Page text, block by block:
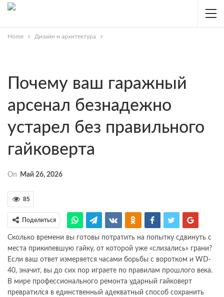
Home Дизайн и архитектура
Почему ваш гаражный
арсенал безнадежно
устарел без правильного
гайковерта
On Май 26, 2026
85
Поделиться
Сколько времени вы готовы потратить на попытку сдвинуть с
места прикипевшую гайку, от которой уже «слизались» грани?
Если ваш ответ измеряется часами борьбы с воротком и WD-
40, значит, вы до сих пор играете по правилам прошлого века.
В мире профессионального ремонта ударный гайковерт
превратился в единственный адекватный способ сохранить